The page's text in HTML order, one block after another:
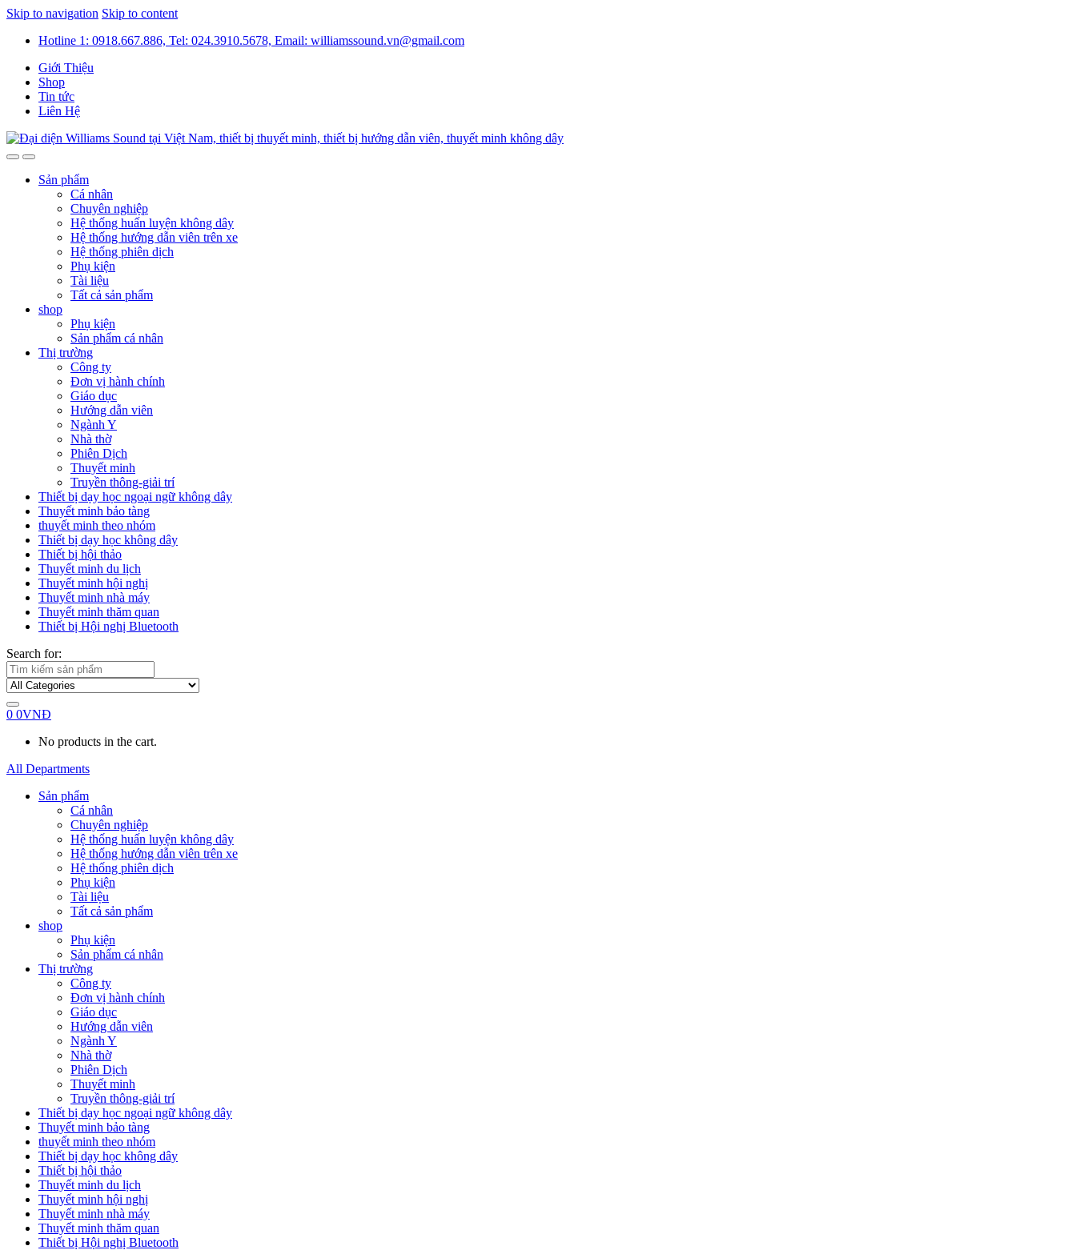
Skip to navigation Skip to content
Hotline 1: 0918.667.886, Tel: 024.3910.5678, Email: williamssound.vn@gmail.com
Giới Thiệu
Shop
Tin tức
Liên Hệ
Sản phẩm
Cá nhân
Chuyên nghiệp
Hệ thống huấn luyện không dây
Hệ thống hướng dẫn viên trên xe
Hệ thống phiên dịch
Phụ kiện
Tài liệu
Tất cả sản phẩm
shop
Phụ kiện
Sản phẩm cá nhân
Thị trường
Công ty
Đơn vị hành chính
Giáo dục
Hướng dẫn viên
Ngành Y
Nhà thờ
Phiên Dịch
Thuyết minh
Truyền thông-giải trí
Thiết bị dạy học ngoại ngữ không dây
Thuyết minh bảo tàng
thuyết minh theo nhóm
Thiết bị dạy học không dây
Thiết bị hội thảo
Thuyết minh du lịch
Thuyết minh hội nghị
Thuyết minh nhà máy
Thuyết minh thăm quan
Thiết bị Hội nghị Bluetooth
Search for:
0 0VNĐ
No products in the cart.
All Departments
Sản phẩm
Cá nhân
Chuyên nghiệp
Hệ thống huấn luyện không dây
Hệ thống hướng dẫn viên trên xe
Hệ thống phiên dịch
Phụ kiện
Tài liệu
Tất cả sản phẩm
shop
Phụ kiện
Sản phẩm cá nhân
Thị trường
Công ty
Đơn vị hành chính
Giáo dục
Hướng dẫn viên
Ngành Y
Nhà thờ
Phiên Dịch
Thuyết minh
Truyền thông-giải trí
Thiết bị dạy học ngoại ngữ không dây
Thuyết minh bảo tàng
thuyết minh theo nhóm
Thiết bị dạy học không dây
Thiết bị hội thảo
Thuyết minh du lịch
Thuyết minh hội nghị
Thuyết minh nhà máy
Thuyết minh thăm quan
Thiết bị Hội nghị Bluetooth